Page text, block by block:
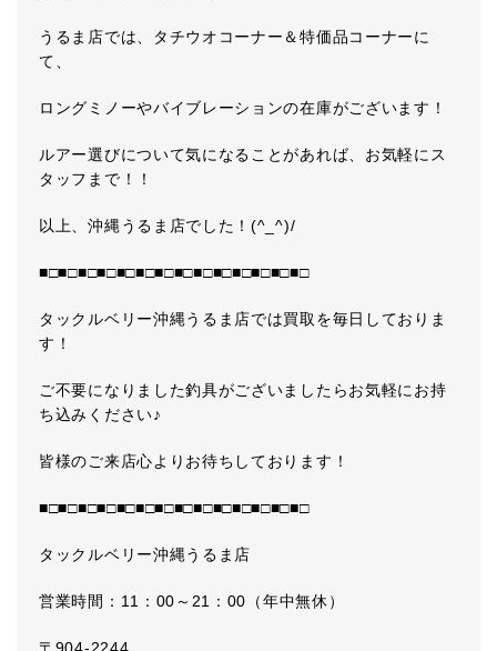
うるま店では、タチウオコーナー＆特価品コーナーに
て、
ロングミノーやバイブレーションの在庫がございます！
ルアー選びについて気になることがあれば、お気軽にス
タッフまで！！
以上、沖縄うるま店でした！(^_^)/
■□■□■□■□■□■□■□■□■□■□■□■□■□■□
タックルベリー沖縄うるま店では買取を毎日しておりま
す！
ご不要になりました釣具がございましたらお気軽にお持
ち込みください♪
皆様のご来店心よりお待ちしております！
■□■□■□■□■□■□■□■□■□■□■□■□■□■□
タックルベリー沖縄うるま店
営業時間：11：00～21：00（年中無休）